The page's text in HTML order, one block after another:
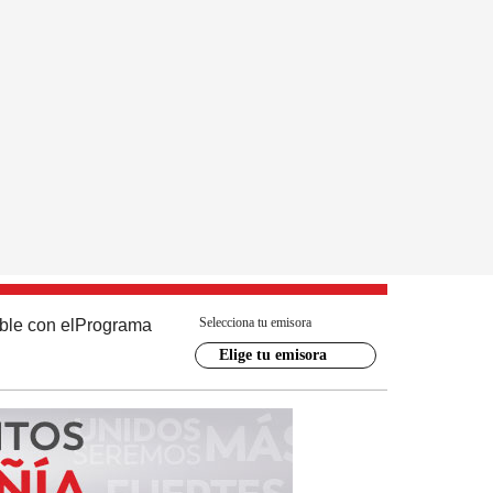
con el Programa Selecciona tu emisora
Elige tu emisora